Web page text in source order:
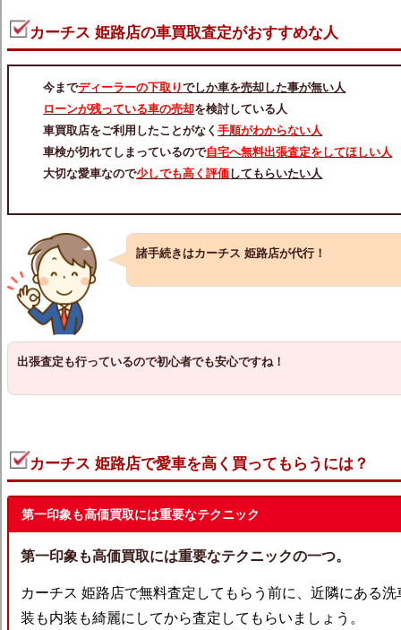
カーチス 姫路店の車買取査定がおすすめな人
今までディーラーの下取りでしか車を売却した事が無い人
ローンが残っている車の売却を検討している人
車買取店をご利用したことがなく手順がわからない人
車検が切れてしまっているので自宅へ無料出張査定をしてほしい人
大切な愛車なので少しでも高く評価してもらいたい人
諸手続きはカーチス 姫路店が代行！
出張査定も行っているので初心者でも安心ですね！
カーチス 姫路店で愛車を高く買ってもらうには？
第一印象も高価買取には重要なテクニック
第一印象も高価買取には重要なテクニックの一つ。
カーチス 姫路店で無料査定してもらう前に、近隣にある
装も内装も綺麗にしてから査定してもらいましょう。